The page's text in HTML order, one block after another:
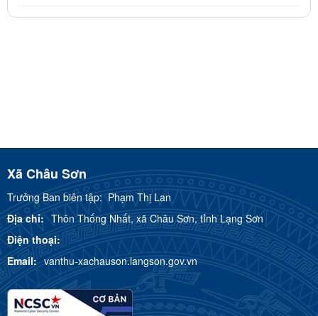
Xã Châu Sơn
Trưởng Ban biên tập:Phạm Thị Lan
Địa chỉ: Thôn Thống Nhất, xã Châu Sơn, tỉnh Lạng Sơn
Điện thoại:
Email: vanthu-xachauson.langson.gov.vn